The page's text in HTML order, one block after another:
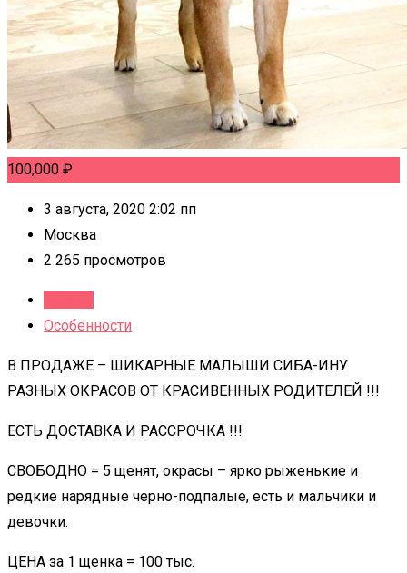
100,000 ₽
3 августа, 2020 2:02 пп
Москва
2 265 просмотров
Особенности
В ПРОДАЖЕ – ШИКАРНЫЕ МАЛЫШИ СИБА-ИНУ
РАЗНЫХ ОКРАСОВ ОТ КРАСИВЕННЫХ РОДИТЕЛЕЙ !!!
ЕСТЬ ДОСТАВКА И РАССРОЧКА !!!
СВОБОДНО = 5 щенят, окрасы – ярко рыженькие и
редкие нарядные черно-подпалые, есть и мальчики и
девочки.
ЦЕНА за 1 щенка = 100 тыс.